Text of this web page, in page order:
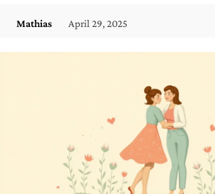
Mathias April 29, 2025